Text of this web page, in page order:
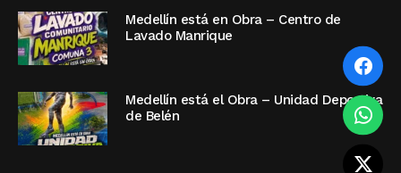
Medellín está en Obra – Centro de
Lavado Manrique
Medellín está el Obra – Unidad Deportiva
de Belén